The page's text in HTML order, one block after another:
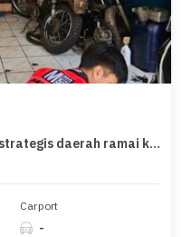
Ruko di Rajawali timur mainroad strategis daerah ramai kota bandung
Carport
-